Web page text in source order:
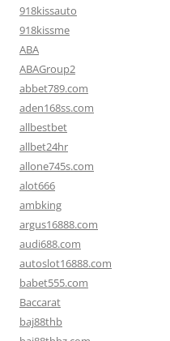
918kissauto
918kissme
ABA
ABAGroup2
abbet789.com
aden168ss.com
allbestbet
allbet24hr
allone745s.com
alot666
ambking
argus16888.com
audi688.com
autoslot16888.com
babet555.com
Baccarat
baj88thb